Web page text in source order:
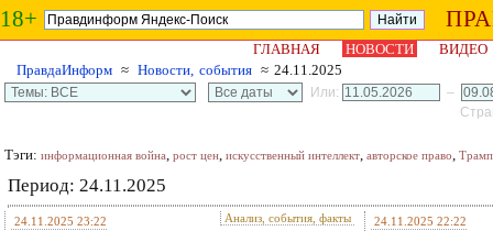
18+
ГЛАВНАЯ НОВОСТИ
ВИДЕО
ПравдаИнформ ≈ Новости, события ≈ 24.11.2025
Или:
–
Тэги: информационная война, рост цен, искусственный интеллект, авторское право, Трамп
Период: 24.11.2025
24.11.2025 23:22 Анализ, события, факты 24.11.2025 22:22